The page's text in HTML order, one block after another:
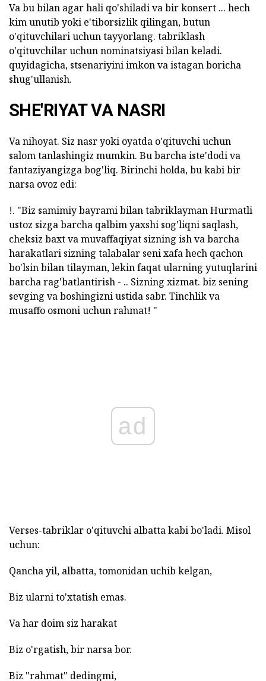
Va bu bilan agar hali qo'shiladi va bir konsert ... hech
kim unutib yoki e'tiborsizlik qilingan, butun
o'qituvchilari uchun tayyorlang. tabriklash
o'qituvchilar uchun nominatsiyasi bilan keladi.
quyidagicha, stsenariyini imkon va istagan boricha
shug'ullanish.
SHE'RIYAT VA NASRI
Va nihoyat. Siz nasr yoki oyatda o'qituvchi uchun
salom tanlashingiz mumkin. Bu barcha iste'dodi va
fantaziyangizga bog'liq. Birinchi holda, bu kabi bir
narsa ovoz edi:
!. "Biz samimiy bayrami bilan tabriklayman Hurmatli
ustoz sizga barcha qalbim yaxshi sog'liqni saqlash,
cheksiz baxt va muvaffaqiyat sizning ish va barcha
harakatlari sizning talabalar seni xafa hech qachon
bo'lsin bilan tilayman, lekin faqat ularning yutuqlarini
barcha rag'batlantirish - .. Sizning xizmat. biz sening
sevging va boshingizni ustida sabr. Tinchlik va
musaffo osmoni uchun rahmat! "
ad
Verses-tabriklar o'qituvchi albatta kabi bo'ladi. Misol
uchun:
Qancha yil, albatta, tomonidan uchib kelgan,
Biz ularni to'xtatish emas.
Va har doim siz harakat
Biz o'rgatish, bir narsa bor.
Biz "rahmat" dedingmi,